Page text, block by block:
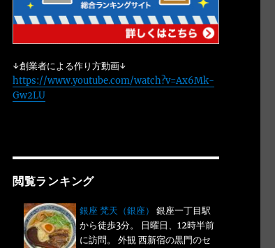
↓創業者による作り方動画↓
https://www.youtube.com/watch?v=Ax6Mk-
Gw2LU
閲覧ランキング
銀座 梵天（銀座）
銀座一丁目駅
から徒歩3分。 日曜日、12時半前
に訪問。 外観 西新宿の黒門のセ